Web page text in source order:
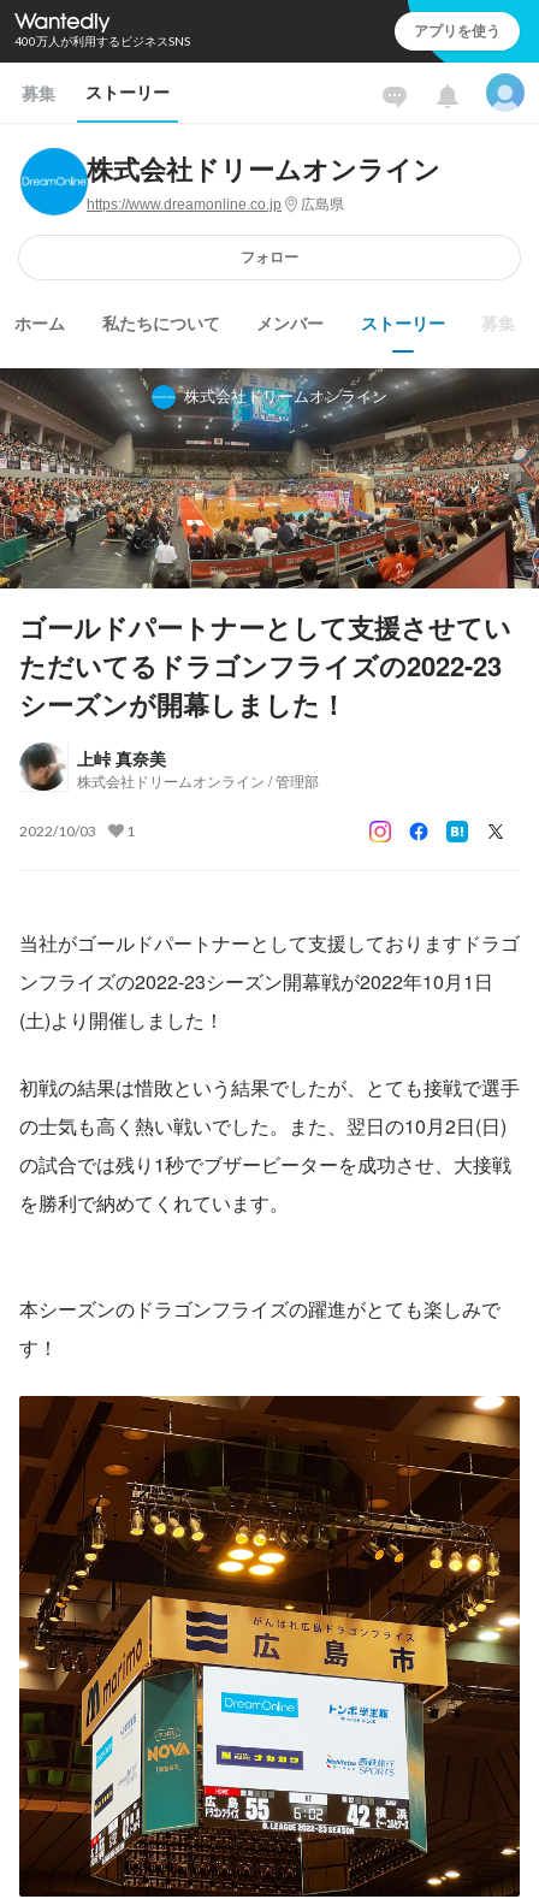
400万人が利用するビジネスSNS アプリを使う
募集 ストーリー
株式会社ドリームオンライン
https://www.dreamonline.co.jp 広島県
フォロー
ホーム 私たちについて メンバー ストーリー 募集
株式会社ドリームオンライン
ゴールドパートナーとして支援させてい
ただいてるドラゴンフライズの2022-23
シーズンが開幕しました！
上峠 真奈美
株式会社ドリームオンライン / 管理部
2022/10/03 1
当社がゴールドパートナーとして支援しておりますドラゴ
ンフライズの2022-23シーズン開幕戦が2022年10月1日
(土)より開催しました！
初戦の結果は惜敗という結果でしたが、とても接戦で選手
の士気も高く熱い戦いでした。また、翌日の10月2日(日)
の試合では残り1秒でブザービーターを成功させ、大接戦
を勝利で納めてくれています。
本シーズンのドラゴンフライズの躍進がとても楽しみで
す！